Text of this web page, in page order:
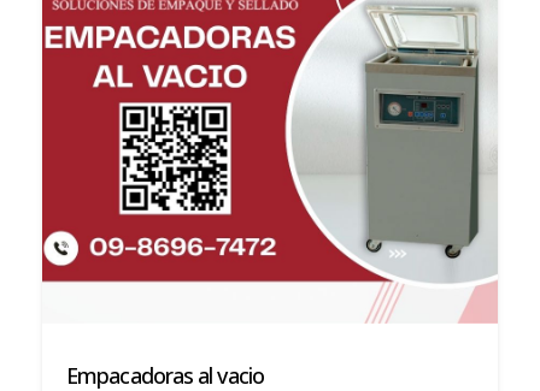
Empacadoras al vacio